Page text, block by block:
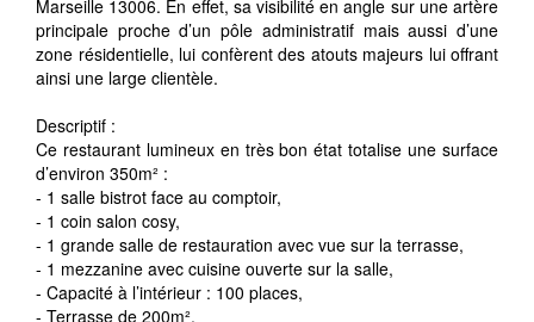
Marseille 13006. En effet, sa visibilité en angle sur une artère
principale proche d’un pôle administratif mais aussi d’une
zone résidentielle, lui confèrent des atouts majeurs lui offrant
ainsi une large clientèle.
Descriptif :
Ce restaurant lumineux en très bon état totalise une surface
d’environ 350m² :
- 1 salle bistrot face au comptoir,
- 1 coin salon cosy,
- 1 grande salle de restauration avec vue sur la terrasse,
- 1 mezzanine avec cuisine ouverte sur la salle,
- Capacité à l’intérieur : 100 places,
- Terrasse de 200m²,